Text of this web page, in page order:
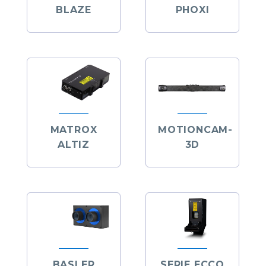
BLAZE
PHOXI
MATROX
ALTIZ
MOTIONCAM-
3D